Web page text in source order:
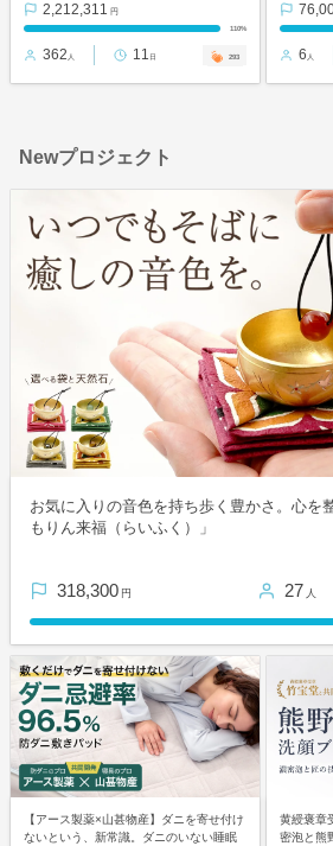
2,212,311 円
110%
362 人 11 日 293 6 人
Newプロジェクト
お気に入りの音色を持ち歩く豊かさ。心を
もりん来福（らいふく）」
318,300 円 27 人
【アース製薬×山甚物産】ダニを寄せ付け
ないという、新常識。ダニのいない睡眠
黄綬褒章
密泡と熊